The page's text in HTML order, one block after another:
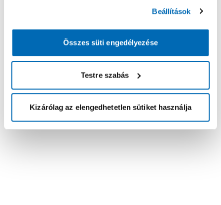
Beállítások
Összes süti engedélyezése
Testre szabás
Kizárólag az elengedhetetlen sütiket használja